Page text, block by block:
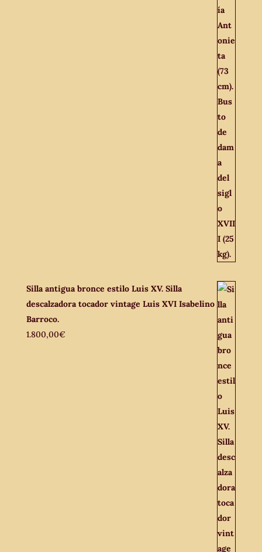
Silla antigua bronce estilo Luis XV. Silla
descalzadora tocador vintage Luis XVI Isabelino
Barroco.
1.800,00€